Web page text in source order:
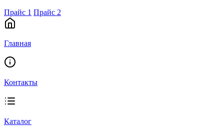
Прайс 1 Прайс 2
Главная
Контакты
Каталог